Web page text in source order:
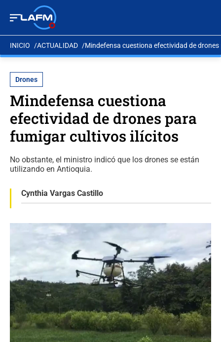
INICIO ACTUALIDAD Mindefensa cuestiona efectividad de
Drones
Mindefensa cuestiona
efectividad de drones para
fumigar cultivos ilícitos
No obstante, el ministro indicó que los drones se están
utilizando en Antioquia.
Cynthia Vargas Castillo